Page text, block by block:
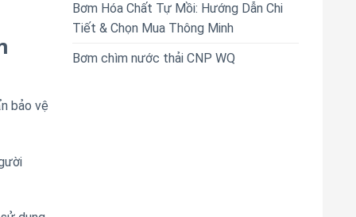
Bơm Hóa Chất Tự Mồi: Hướng Dẫn Chi
Tiết & Chọn Mua Thông Minh
Bơm chìm nước thải CNP WQ
bảo vệ